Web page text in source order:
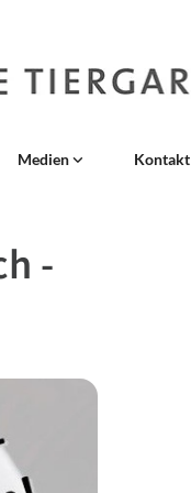
Medien Kontakt
-